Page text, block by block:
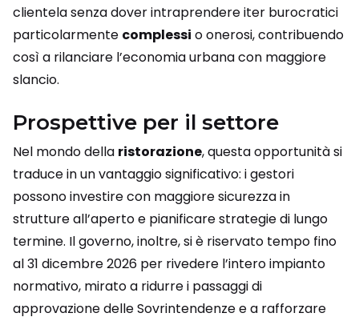
clientela senza dover intraprendere iter burocratici
particolarmente complessi o onerosi, contribuendo
così a rilanciare l’economia urbana con maggiore
slancio.
Prospettive per il settore
Nel mondo della ristorazione, questa opportunità si
traduce in un vantaggio significativo: i gestori
possono investire con maggiore sicurezza in
strutture all’aperto e pianificare strategie di lungo
termine. Il governo, inoltre, si è riservato tempo fino
al 31 dicembre 2026 per rivedere l’intero impianto
normativo, mirato a ridurre i passaggi di
approvazione delle Sovrintendenze e a rafforzare